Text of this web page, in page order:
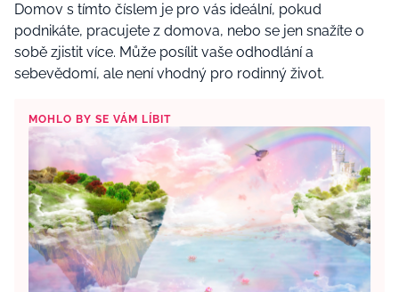
Domov s tímto číslem je pro vás ideální, pokud
podnikáte, pracujete z domova, nebo se jen snažíte o
sobě zjistit více. Může posílit vaše odhodlání a
sebevědomí, ale není vhodný pro rodinný život.
MOHLO BY SE VÁM LÍBIT